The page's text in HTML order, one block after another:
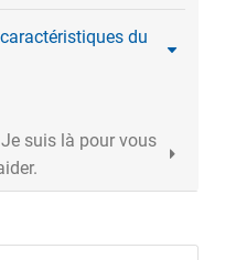
du
suis là pour vous